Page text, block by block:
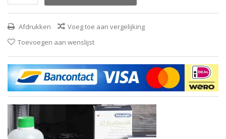
Afdrukken
Voeg toe aan vergelijking
Toevoegen aan wenslijst